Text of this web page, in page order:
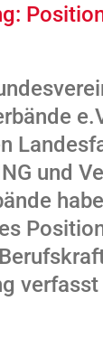
und